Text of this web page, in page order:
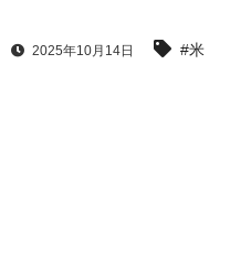
2025年10月14日 #米